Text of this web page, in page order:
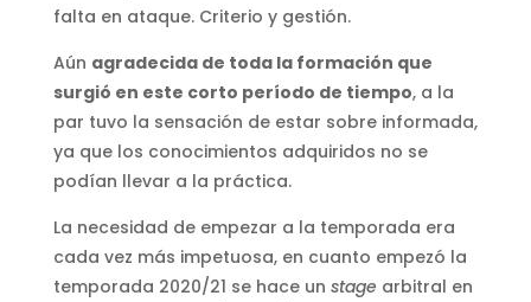
falta en ataque. Criterio y gestión.
Aún agradecida de toda la formación que
surgió en este corto período de tiempo, a la
par tuvo la sensación de estar sobre informada,
ya que los conocimientos adquiridos no se
podían llevar a la práctica.
La necesidad de empezar a la temporada era
cada vez más impetuosa, en cuanto empezó la
temporada 2020/21 se hace un stage arbitral en